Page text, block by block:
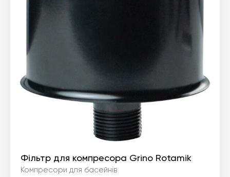
Фільтр для компресора Grino Rotamik
Компресори для басейнів